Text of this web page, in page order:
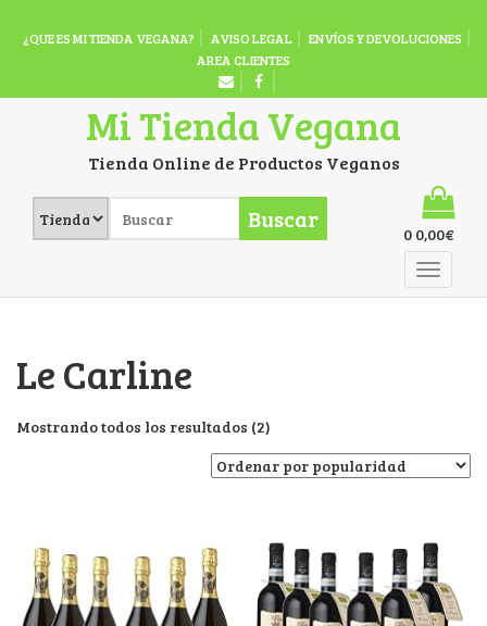
¿QUE ES MI TIENDA VEGANA? AVISO LEGAL
ENVÍOS Y DEVOLUCIONES
AREA CLIENTES
Mi Tienda Vegana
Tienda Online de Productos Veganos
Buscar
0 0,00€
Le Carline
Mostrando todos los resultados (2)